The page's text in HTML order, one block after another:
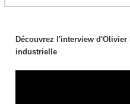
Découvrez l'interview
industrielle